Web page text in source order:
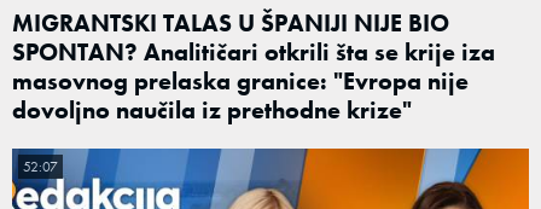
MIGRANTSKI TALAS U ŠPANIJI NIJE BIO
SPONTAN? Analitičari otkrili šta se krije iza
masovnog prelaska granice: "Evropa nije
dovoljno naučila iz prethodne krize"
52:07